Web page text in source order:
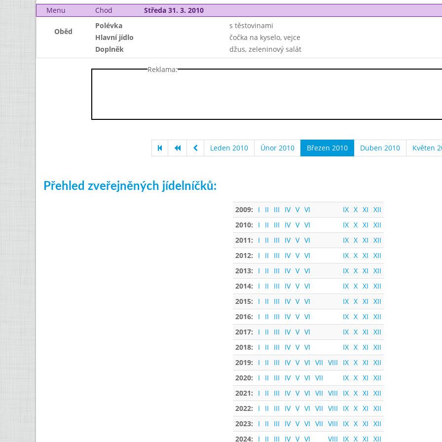
Menu Chod Středa 31. 3. 2010
Oběd
Polévka
s těstovinami
Hlavní jídlo
čočka na kyselo, vejce
Doplněk
džus, zeleninový salát
Reklama:
Leden 2010 Únor 2010 Březen 2010 Duben 2010 Květen
Přehled zveřejněných jídelníčků:
2009: I II III IV V VI IX X XI XII
2010:
I II III IV V VI IX X XI XII
2011:
I II III IV V VI IX X XI XII
2012:
I II III IV V VI IX X XI XII
2013:
I II III IV V VI IX X XI XII
2014:
I II III IV V VI IX X XI XII
2015:
I II III IV V VI IX X XI XII
2016:
I II III IV V VI IX X XI XII
2017:
I II III IV V VI IX X XI XII
2018:
I II III IV V VI IX X XI XII
2019:
I II III IV V VI VII VIII IX X XI XII
2020:
I II III IV V VI VII IX X XI XII
2021:
I II III IV V VI VII VIII IX X XI XII
2022:
I II III IV V VI VII VIII IX X XI XII
2023:
I II III IV V VI VII VIII IX X XI XII
2024:
I II III IV V VI VIII IX X XI XII